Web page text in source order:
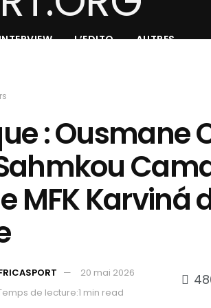
L’EDITO AUTRES
: Ousmane
MFK Karviná
20 mai 2026
de lecture:1 min read